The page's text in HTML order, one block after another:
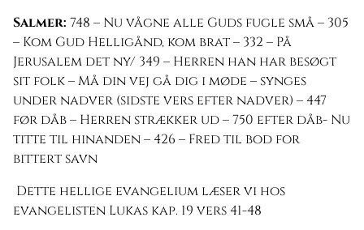
Salmer: 748 – Nu vågne alle Guds fugle små – 305
– Kom Gud Helligånd, kom brat – 332 – På
Jerusalem det ny/ 349 – Herren han har besøgt
sit folk – Må din vej gå dig i møde – synges
under nadver (sidste vers efter nadver) – 447
før dåb – Herren strækker ud – 750 efter dåb- Nu
titte til hinanden – 426 – Fred til bod for
bittert savn
Dette hellige evangelium læser vi hos
evangelisten Lukas kap. 19 vers 41-48